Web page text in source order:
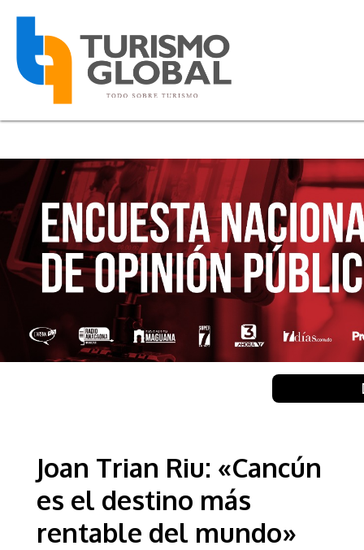
Joan Trian Riu: «Cancún
es el destino más
rentable del mundo»